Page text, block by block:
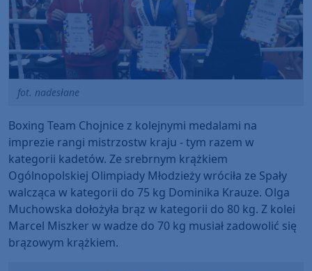
fot. nadesłane
Boxing Team Chojnice z kolejnymi medalami na
imprezie rangi mistrzostw kraju - tym razem w
kategorii kadetów. Ze srebrnym krążkiem
Ogólnopolskiej Olimpiady Młodzieży wróciła ze Spały
walcząca w kategorii do 75 kg Dominika Krauze. Olga
Muchowska dołożyła brąz w kategorii do 80 kg. Z kolei
Marcel Miszker w wadze do 70 kg musiał zadowolić się
brązowym krążkiem.